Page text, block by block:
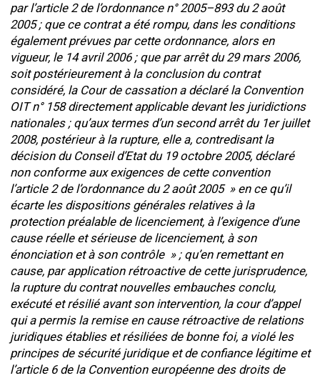
par l’article 2 de l’ordonnance n° 2005–893 du 2 août
2005 ; que ce contrat a été rompu, dans les conditions
également prévues par cette ordonnance, alors en
vigueur, le 14 avril 2006 ; que par arrêt du 29 mars 2006,
soit postérieurement à la conclusion du contrat
considéré, la Cour de cassation a déclaré la Convention
OIT n° 158 directement applicable devant les juridictions
nationales ; qu’aux termes d’un second arrêt du 1er juillet
2008, postérieur à la rupture, elle a, contredisant la
décision du Conseil d’Etat du 19 octobre 2005, déclaré
non conforme aux exigences de cette convention
l’article 2 de l’ordonnance du 2 août 2005 » en ce qu’il
écarte les dispositions générales relatives à la
protection préalable de licenciement, à l’exigence d’une
cause réelle et sérieuse de licenciement, à son
énonciation et à son contrôle » ; qu’en remettant en
cause, par application rétroactive de cette jurisprudence,
la rupture du contrat nouvelles embauches conclu,
exécuté et résilié avant son intervention, la cour d’appel
qui a permis la remise en cause rétroactive de relations
juridiques établies et résiliées de bonne foi, a violé les
principes de sécurité juridique et de confiance légitime et
l’article 6 de la Convention européenne des droits de